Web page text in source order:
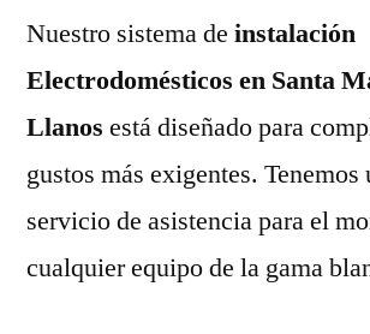
Nuestro sistema de instalación
Electrodomésticos en Santa
Llanos está diseñado para
gustos más exigentes.
servicio de asistencia para el
cualquier equipo de la gama